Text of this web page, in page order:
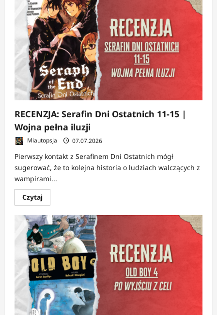
RECENZJA:
Atelier
spiczastych
kapeluszy
6-
7
|
Magia
dojrzewa
razem
z
bohaterami
RECENZJA: Serafin Dni Ostatnich 11-15 |
Wojna pełna iluzji
Miautopsja 07.07.2026
Pierwszy kontakt z Serafinem Dni Ostatnich mógł
sugerować, że to kolejna historia o ludziach walczących z
wampirami...
CzytajDowiedz
się
o
RECENZJA:
Serafin
Dni
Ostatnich
11-
15
|
Wojna
pełna
iluzji